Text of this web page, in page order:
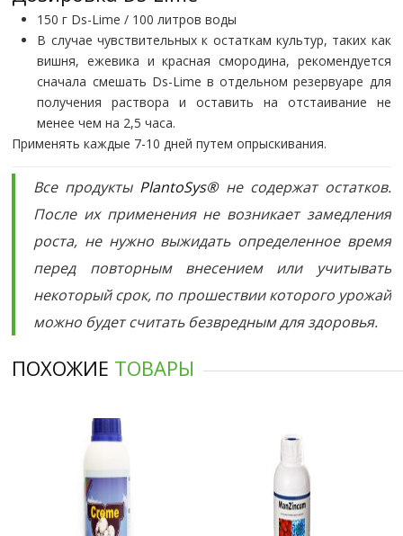
150 г Ds-Lime / 100 литров воды
В случае чувствительных к остаткам культур, таких как
вишня, ежевика и красная смородина, рекомендуется
сначала смешать Ds-Lime в отдельном резервуаре для
получения раствора и оставить на отстаивание не
менее чем на 2,5 часа.
Применять каждые 7-10 дней путем опрыскивания.
Все продукты PlantoSys®не содержат остатков.
После их применения не возникает замедления
роста, не нужно выжидать определенное время
перед повторным внесением или учитывать
некоторый срок, по прошествии которого урожай
можно будет считать безвредным для здоровья.
ПОХОЖИЕ ТОВАРЫ